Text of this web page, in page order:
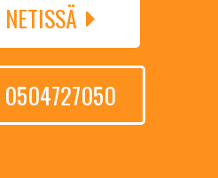
0504727050